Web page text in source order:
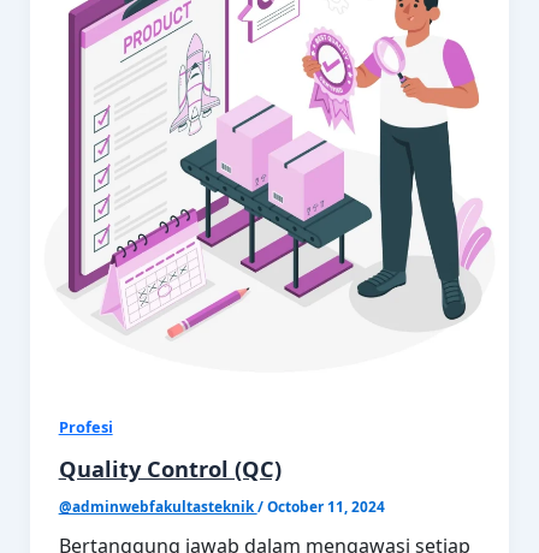
Profesi
Quality Control (QC)
@adminwebfakultasteknik/October 11, 2024
Bertanggung jawab dalam mengawasi setiap